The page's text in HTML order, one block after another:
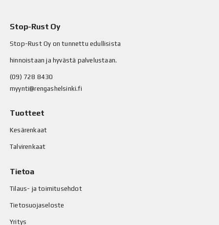
Stop-Rust Oy
Stop-Rust Oy on tunnettu edullisista
hinnoistaan ja hyvästä palvelustaan.
(09) 728 8430
myynti@rengashelsinki.fi
Tuotteet
Kesärenkaat
Talvirenkaat
Tietoa
Tilaus- ja toimitusehdot
Tietosuojaseloste
Yritys